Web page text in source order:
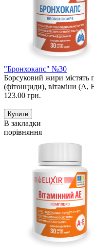
"Бронхокапс" №30
Борсуковий жири містять
(фітонциди), вітаміни (А,
123.00 грн.
В закладки
порівняння